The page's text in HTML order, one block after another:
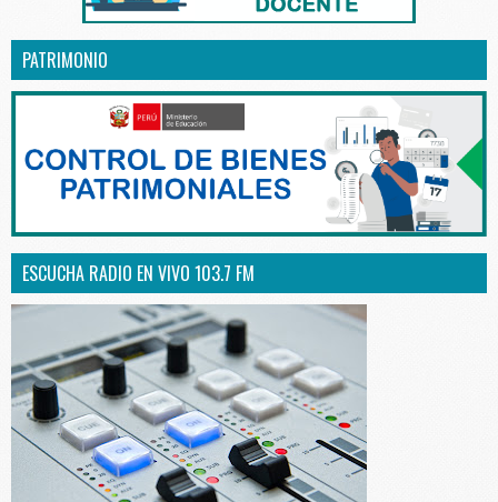
PATRIMONIO
ESCUCHA RADIO EN VIVO 103.7 FM